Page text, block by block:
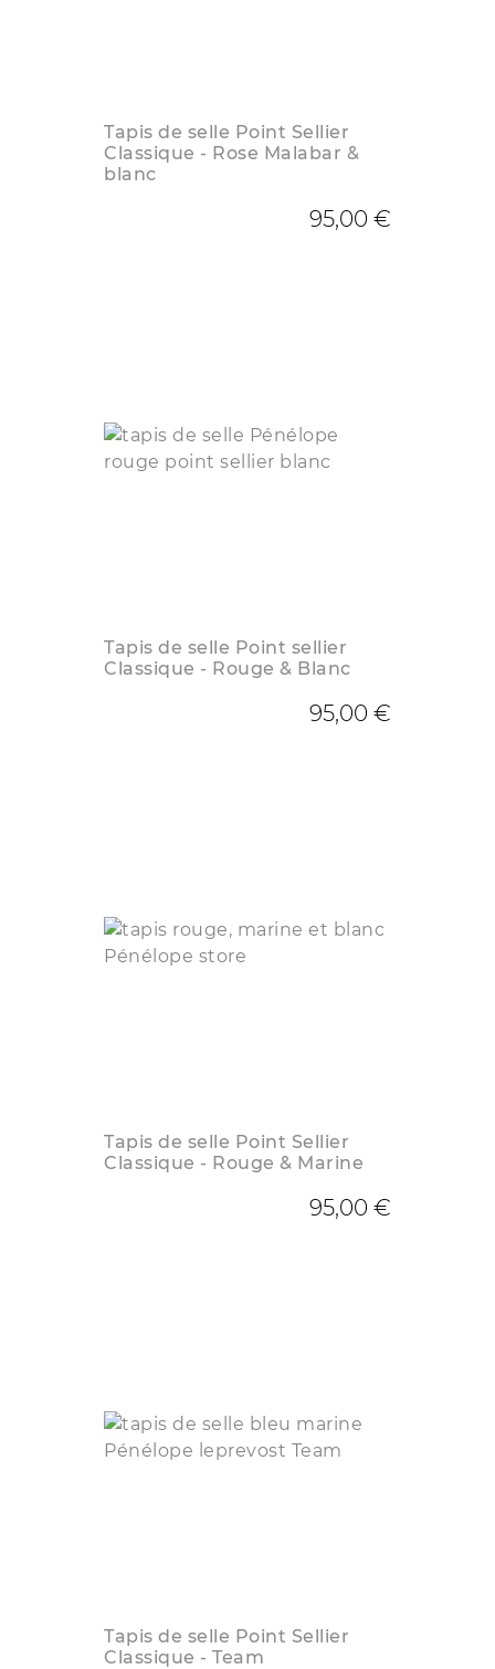
Tapis de selle Point Sellier
Classique - Rose Malabar &
blanc
95,00 €
Tapis de selle Point sellier
Classique - Rouge & Blanc
95,00 €
Tapis de selle Point Sellier
Classique - Rouge & Marine
95,00 €
Tapis de selle Point Sellier
Classique - Team